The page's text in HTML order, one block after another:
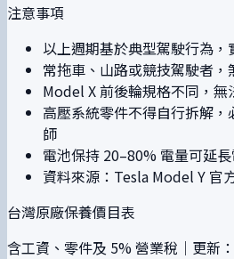
注意事項
以上週期基於典型駕駛行為
常拖車、山路或競技駕駛者
Model X 前後輪規格不同，無
高壓系統零件不得自行拆解
師
電池保持 20–80% 電量可延
資料來源：Tesla Model Y 官
台灣原廠保養價目表
含工資、零件及 5% 營業稅｜更新